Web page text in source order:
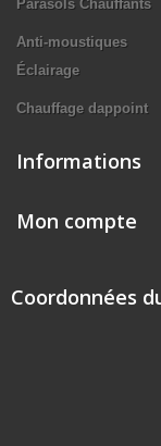
Parasols Chauffants
Anti-moustiques
Éclairage
Chauffage dappoint
Informations
Mon compte
Coordonnées